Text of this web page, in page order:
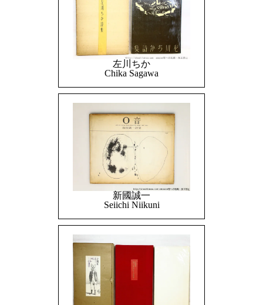
左川ちか
Chika Sagawa
新國誠一
Seiichi Niikuni